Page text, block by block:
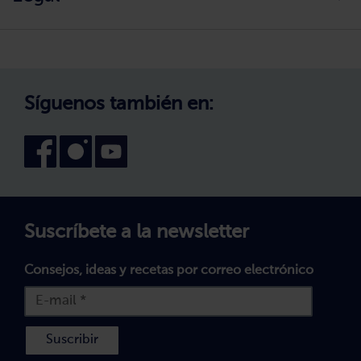
Cambio de zona
Declaración de accesibilidad
Política de Cookies
Términos y Condiciones
Síguenos también en:
Suscríbete a la newsletter
Consejos, ideas y recetas por correo electrónico
Suscribir